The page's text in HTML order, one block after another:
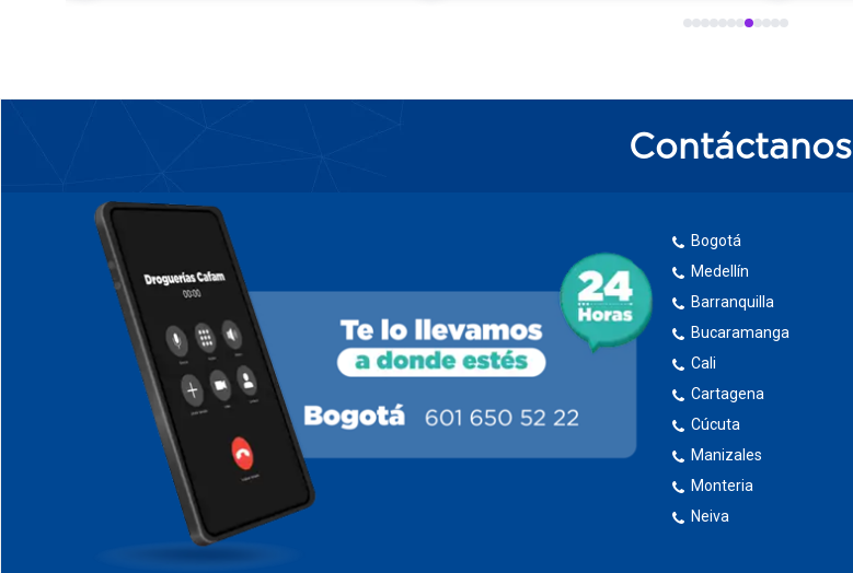
Contáctanos
Bogotá
Medellín
Barranquilla
Bucaramanga
Cali
Cartagena
Cúcuta
Manizales
Monteria
Neiva